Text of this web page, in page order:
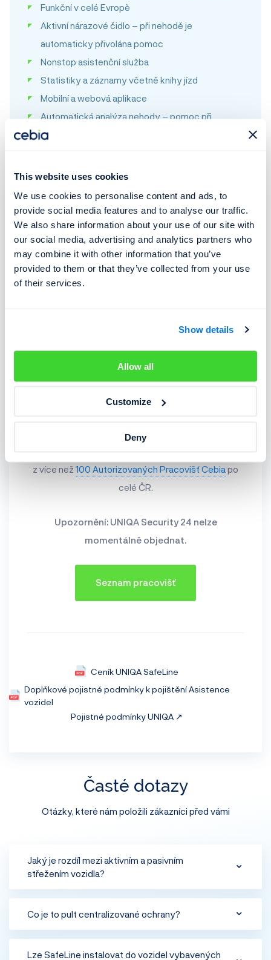
This website uses cookies
We use cookies to personalise content and ads, to
provide social media features and to analyse our traffic.
We also share information about your use of our site with
our social media, advertising and analytics partners who
may combine it with other information that you’ve
provided to them or that they’ve collected from your use
of their services.
Show details
Allow all
Customize
Deny
Funkční v celé Evropě
Aktivní nárazové čidlo – při nehodě je
automaticky přivolána pomoc
Nonstop asistenční služba
Statistiky a záznamy včetně knihy jízd
Mobilní a webová aplikace
Automatická analýza nehody – pomoc při
nezaviněné autonehodě
Jak se objednat
Prvním krokem je sjednání asistence SafeLine jako
SafeLine může být součástí pojištění odpovědnosti
pojištění. SafeLine je ideální sjednat zároveň
s novým pojištěním, je ovšem možné ho přidat
i k pojištění již existujícímu. Kontaktujte svého
z více než 100 Autorizovaných Pracovišť Cebiapo
celé ČR.
Upozornění: UNIQA Security 24 nelze
momentálně objednat.
Seznam pracovišť
Ceník UNIQA SafeLine
Doplňkové pojistné podmínky k pojištění Asistence
vozidel
Pojistné podmínky UNIQA ↗️
Časté dotazy
Otázky, které nám položili zákazníci před vámi
Jaký je rozdíl mezi aktivním a pasivním
střežením vozidla?
Při aktivním střežení vozidla je vůz neustále pod
dohledem pultu centralizované ochrany. Zaznamená-li
Co je to pult centralizované ochrany?
Pult centralizované ochrany je pracoviště
Lze SafeLine instalovat do vozidel vybavených